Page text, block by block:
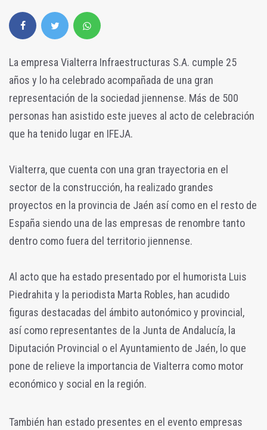
La empresa Vialterra Infraestructuras S.A. cumple 25
años y lo ha celebrado acompañada de una gran
representación de la sociedad jiennense. Más de 500
personas han asistido este jueves al acto de celebración
que ha tenido lugar en IFEJA.
Vialterra, que cuenta con una gran trayectoria en el
sector de la construcción, ha realizado grandes
proyectos en la provincia de Jaén así como en el resto de
España siendo una de las empresas de renombre tanto
dentro como fuera del territorio jiennense.
Al acto que ha estado presentado por el humorista Luis
Piedrahita y la periodista Marta Robles, han acudido
figuras destacadas del ámbito autonómico y provincial,
así como representantes de la Junta de Andalucía, la
Diputación Provincial o el Ayuntamiento de Jaén, lo que
pone de relieve la importancia de Vialterra como motor
económico y social en la región.
También han estado presentes en el evento empresas